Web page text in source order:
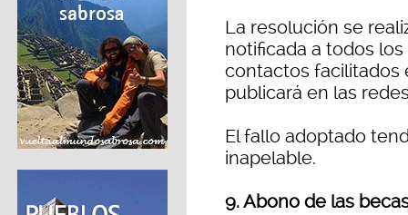
La resolución se
notificada a todos
contactos facilitados
publicará en las
El fallo adoptado
inapelable.
9. Abono de las